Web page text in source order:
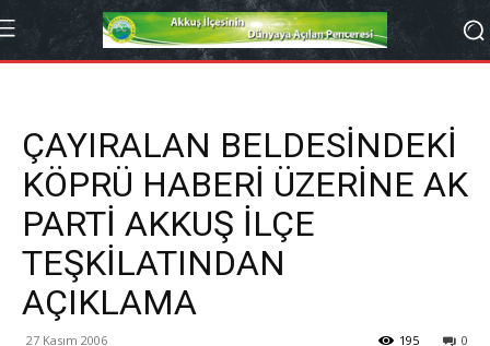
ÇAYIRALAN BELDESİNDEKİ
KÖPRÜ HABERİ ÜZERİNE AK
PARTİ AKKUŞ İLÇE
TEŞKİLATINDAN
AÇIKLAMA
27 Kasım 2006 0
195